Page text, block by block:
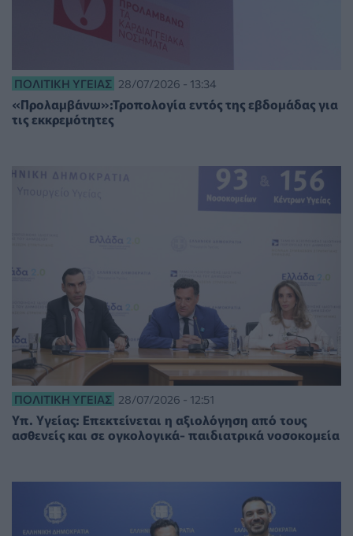
ΠΟΛΙΤΙΚΉ ΥΓΕΊΑΣ 28/07/2026 - 13:34
«Προλαμβάνω»:Τροπολογία εντός της εβδομάδας για
τις εκκρεμότητες
ΠΟΛΙΤΙΚΉ ΥΓΕΊΑΣ 28/07/2026 - 12:51
Υπ. Υγείας: Επεκτείνεται η αξιολόγηση από τους
ασθενείς και σε ογκολογικά- παιδιατρικά νοσοκομεία